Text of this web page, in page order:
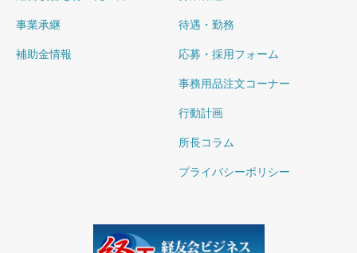
事業承継
補助金情報
待遇・勤務
応募・採用フォーム
事務用品注文コーナー
行動計画
所長コラム
プライバシーポリシー